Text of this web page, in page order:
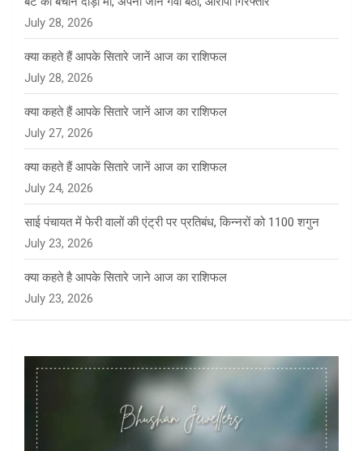
July 28, 2026
क्या कहते हैं आपके सितारे जानें आज का राशिफल
July 28, 2026
क्या कहते हैं आपके सितारे जानें आज का राशिफल
July 27, 2026
क्या कहते हैं आपके सितारे जानें आज का राशिफल
July 24, 2026
साई पंचायत में फेरी वालों की एंट्री पर प्रतिबंध, किन्नरों को 1100 शगुन
July 23, 2026
क्या कहते है आपके सितारे जाने आज का राशिफल
July 23, 2026